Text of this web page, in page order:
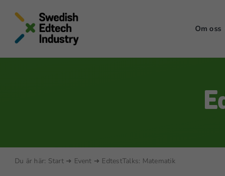
content
Om oss
Du är här: Start➜ Event ➜ EdtestTalks: Matematik